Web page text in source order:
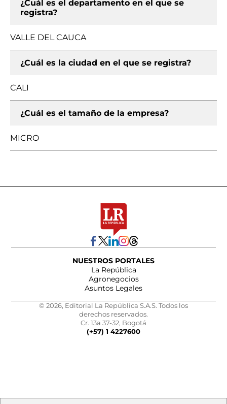
¿Cuál es el departamento en el que se
registra?
VALLE DEL CAUCA
¿Cuál es la ciudad en el que se registra?
CALI
¿Cuál es el tamaño de la empresa?
MICRO
NUESTROS PORTALES
La República
Agronegocios
Asuntos Legales
© 2026, Editorial La República S.A.S. Todos los
derechos reservados.
Cr. 13a 37-32, Bogotá
(+57) 1 4227600